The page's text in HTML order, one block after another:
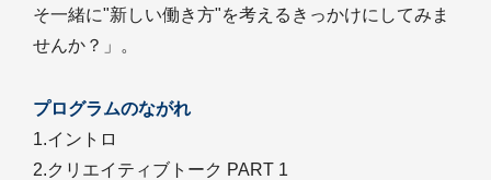
そ一緒に"新しい働き方"を考えるきっかけにしてみま
せんか？」。
プログラムのながれ
1.イントロ
2.クリエイティブトーク PART 1